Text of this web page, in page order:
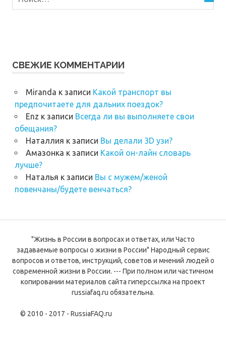
СВЕЖИЕ КОММЕНТАРИИ
Miranda к записи Какой транспорт вы
предпочитаете для дальних поездок?
Enz к записи Всегда ли вы выполняете свои
обещания?
Наталлия к записи Вы делали 3D узи?
Амазонка к записи Какой он-лайн словарь
лучше?
Наталья к записи Вы с мужем/женой
повенчаны/будете венчаться?
"Жизнь в России в вопросах и ответах, или Часто
задаваемые вопросы о жизни в России" Народный сервис
вопросов и ответов, инструкций, советов и мнений людей о
современной жизни в России. --- При полном или частичном
копировании материалов сайта гиперссылка на проект
russiafaq.ru обязательна.
© 2010 - 2017 - RussiaFAQ.ru